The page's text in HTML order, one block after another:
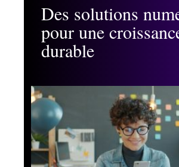
Des solutions
pour une
durable